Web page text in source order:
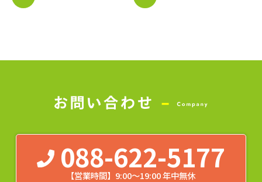
088-622-5177
【営業時間】9:00～19:00 年中無休